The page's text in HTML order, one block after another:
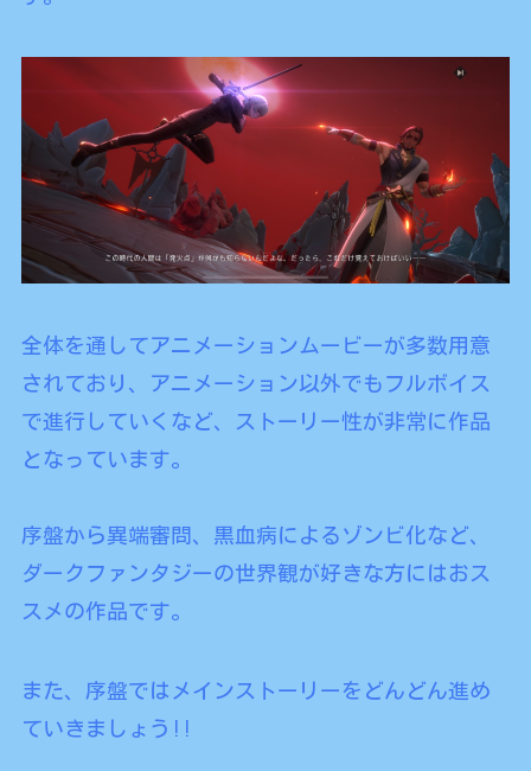
全体を通してアニメーションムービーが多数用意
されており、アニメーション以外でもフルボイス
で進行していくなど、ストーリー性が非常に作品
となっています。
序盤から異端審問、黒血病によるゾンビ化など、
ダークファンタジーの世界観が好きな方にはおス
スメの作品です。
また、序盤ではメインストーリーをどんどん進め
ていきましょう!!